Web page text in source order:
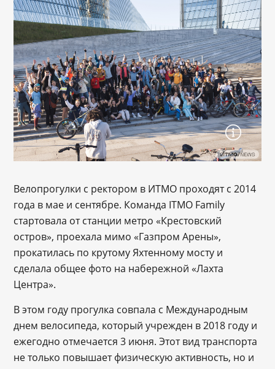
Велопрогулки с ректором в ИТМО проходят с 2014
года в мае и сентябре. Команда ITMO Family
стартовала от станции метро «Крестовский
остров», проехала мимо «Газпром Арены»,
прокатилась по крутому Яхтенному мосту и
сделала общее фото на набережной «Лахта
Центра».
В этом году прогулка совпала с Международным
днем велосипеда, который учрежден в 2018 году и
ежегодно отмечается 3 июня. Этот вид транспорта
не только повышает физическую активность, но и